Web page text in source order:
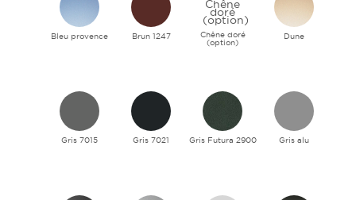
Bleu provence Brun 1247 Chêne doré
(option)
Dune
Gris 7015 Gris 7021 Gris Futura 2900 Gris alu